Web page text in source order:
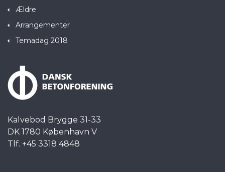
Ældre
Arrangementer
Temadag 2018
Kalvebod Brygge 31-33
DK 1780 København V
Tlf. +45 3318 4848